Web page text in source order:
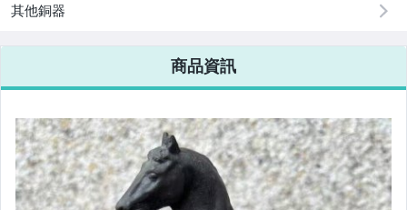
其他銅器
商品資訊